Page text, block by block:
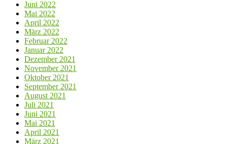
Juni 2022
Mai 2022
April 2022
März 2022
Februar 2022
Januar 2022
Dezember 2021
November 2021
Oktober 2021
September 2021
August 2021
Juli 2021
Juni 2021
Mai 2021
April 2021
März 2021